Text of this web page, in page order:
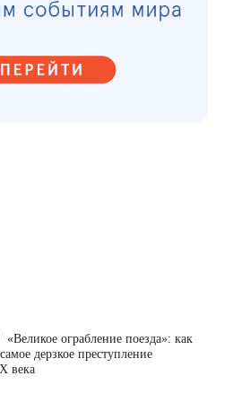
«Великое ограбление поезда»: как
дерзкое преступление
века